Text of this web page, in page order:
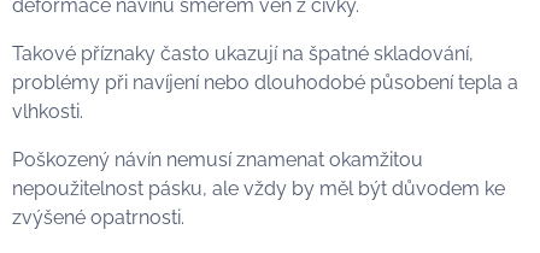
deformace návinu směrem ven z cívky.
Takové příznaky často ukazují na špatné skladování,
problémy při navíjení nebo dlouhodobé působení tepla a
vlhkosti.
Poškozený návín nemusí znamenat okamžitou
nepoužitelnost pásku, ale vždy by měl být důvodem ke
zvýšené opatrnosti.